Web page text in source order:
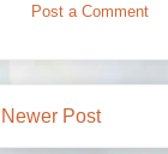
Post a Comment
Newer Post